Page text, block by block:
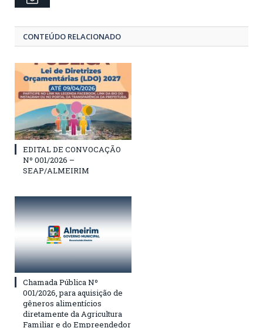
CONTEÚDO RELACIONADO
EDITAL DE CONVOCAÇÃO
Nº 001/2026 –
SEAP/ALMEIRIM
Chamada Pública Nº
001/2026, para aquisição de
gêneros alimentícios
diretamente da Agricultura
Familiar e do Empreendedor